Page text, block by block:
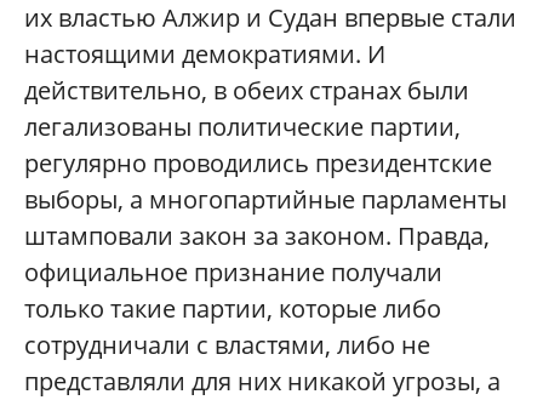
их властью Алжир и Судан впервые стали
настоящими демократиями. И
действительно, в обеих странах были
легализованы политические партии,
регулярно проводились президентские
выборы, а многопартийные парламенты
штамповали закон за законом. Правда,
официальное признание получали
только такие партии, которые либо
сотрудничали с властями, либо не
представляли для них никакой угрозы, а